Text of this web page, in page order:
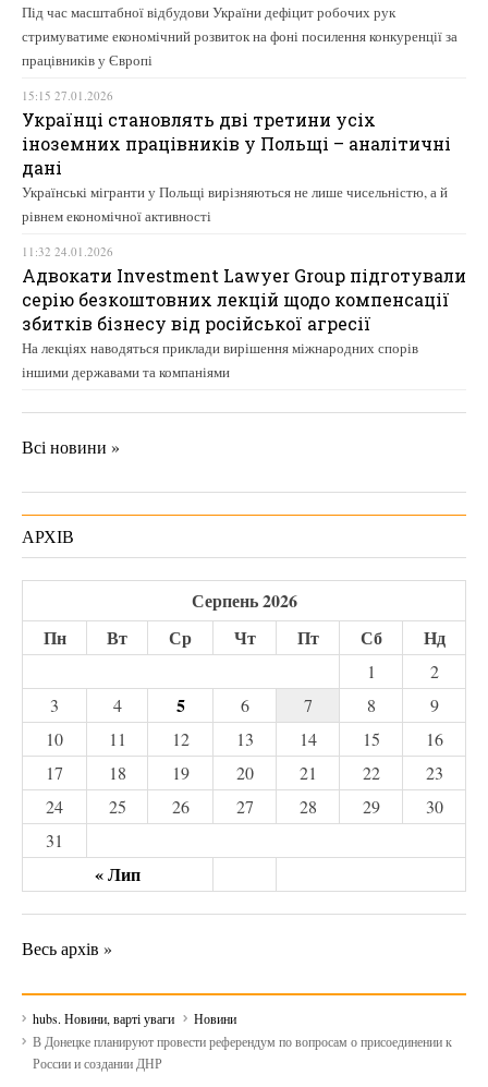
Під час масштабної відбудови України дефіцит робочих рук
стримуватиме економічний розвиток на фоні посилення конкуренції за
працівників у Європі
15:15 27.01.2026
Українці становлять дві третини усіх
іноземних працівників у Польщі – аналітичні
дані
Українські мігранти у Польщі вирізняються не лише чисельністю, а й
рівнем економічної активності
11:32 24.01.2026
Адвокати Investment Lawyer Group підготували
серію безкоштовних лекцій щодо компенсації
збитків бізнесу від російської агресії
На лекціях наводяться приклади вирішення міжнародних спорів
іншими державами та компаніями
Всі новини »
АРХІВ
Серпень 2026
Пн
Вт Ср Чт Пт Сб Нд
« Лип
1
2
3
4 5 6 7 8
9
10
11 12 13 14 15
16
17
18 19 20 21 22
23
24
25 26 27 28 29
30
31
Весь архів »
hubs. Новини, варті уваги
Новини
В Донецке планируют провести референдум по вопросам о присоединении к
России и создании ДНР